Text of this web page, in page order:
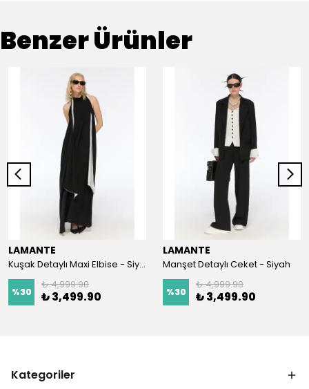
Benzer Ürünler
LAMANTE
Kuşak Detaylı Maxi Elbise - Siyah
%30
₺ 4,999.90
₺ 3,499.90
LAMANTE
Manşet Detaylı Ceket - Siyah
%30
₺ 4,999.90
₺ 3,499.90
Kategoriler